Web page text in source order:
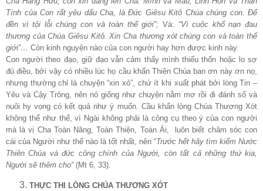
Tính của Con rất yêu dấu Cha, là Đức Giêsu Kitô Chúa chúng con. Để
đền vì tội lỗi chúng con và toàn thế giới”; Và: “Vì cuộc khổ nạn đau
thương của Chúa Giêsu Kitô. Xin Cha thương xót chúng con và toàn thế
giới”… Còn kinh nguyện nào của con người hay hơn được kinh này.
Con người theo đạo, giữ đạo vẫn cảm thấy mình thiếu thốn hoặc lo sợ
đủ điều, bởi vậy có nhiều lúc họ cầu khẩn Thiên Chúa ban ơn này ơn nọ,
nhưng thường chỉ là chuyện “xin xỏ”, chứ ít khi xuất phát bởi lòng Tin –
Yêu và Cậy Trông, nên nó giống như chuyện nằm mơ rồi đi đánh số và
nuôi hy vọng có kết quả như ý muốn. Cầu khẩn lòng Chúa Thương Xót
không thể như thế, vì Ngài không phải là công cụ theo ý của con người
mà là vị Cha Toàn Năng, Toàn Thiện, Toàn Ái, luôn biết chăm sóc con
cái của Người như thế nào là tốt nhất, nên “Trước hết hãy tìm kiếm Nước
Thiên Chúa và đức công chính của Người, còn tất cả những thứ kia,
Người sẽ thêm cho” (Mt 6, 33).
THỰC THI LÒNG CHÚA THƯƠNG XÓT